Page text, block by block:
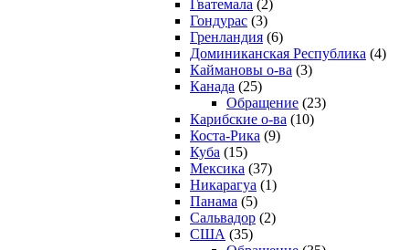
Гватемала (2)
Гондурас (3)
Гренландия (6)
Доминиканская Республика (4)
Каймановы о-ва (3)
Канада (25)
Обращение (23)
Карибские о-ва (10)
Коста-Рика (9)
Куба (15)
Мексика (37)
Никарагуа (1)
Панама (5)
Сальвадор (2)
США (35)